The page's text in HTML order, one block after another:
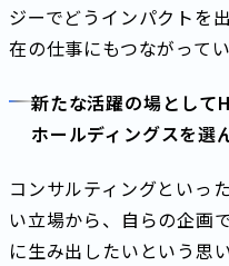
ジーでどうインパクトを
在の仕事にもつながってい
新たな活躍の場として
ホールディングスを選
コンサルティングといっ
い立場から、自らの企画
に生み出したいという思